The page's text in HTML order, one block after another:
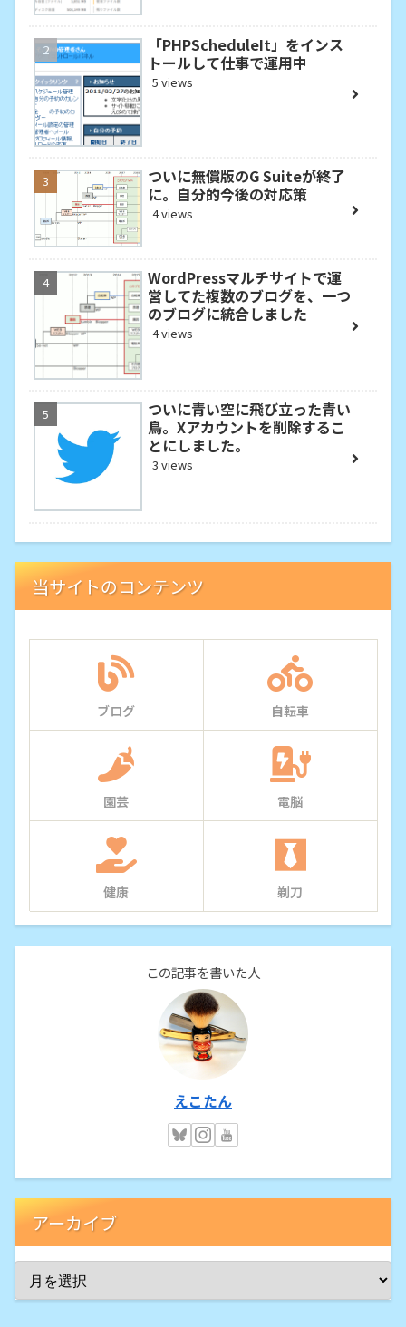
「PHPScheduleIt」をインス
トールして仕事で運用中
5 views
ついに無償版のG Suiteが終了
に。自分的今後の対応策
4 views
WordPressマルチサイトで運
営してた複数のブログを、一つ
のブログに統合しました
4 views
ついに青い空に飛び立った青い
鳥。Xアカウントを削除するこ
とにしました。
3 views
当サイトのコンテンツ
ブログ 自転車
園芸 電脳
健康 剃刀
この記事を書いた人
えこたん
アーカイブ